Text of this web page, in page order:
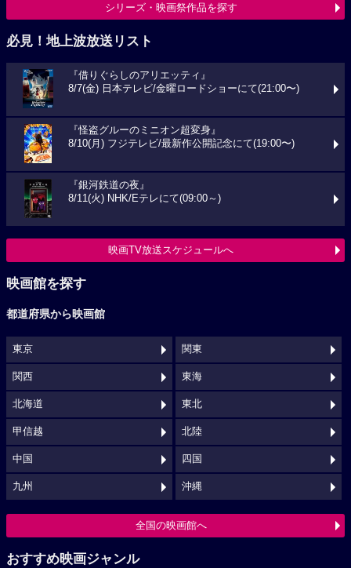
シリーズ・映画祭作品を探す
必見！地上波放送リスト
『借りぐらしのアリエッティ』
8/7(金) 日本テレビ/金曜ロードショーにて(21:00〜)
『怪盗グルーのミニオン超変身』
8/10(月) フジテレビ/最新作公開記念にて(19:00〜)
『銀河鉄道の夜』
8/11(火) NHK/Eテレにて(09:00～)
映画TV放送スケジュールへ
映画館を探す
都道府県から映画館
東京 関東
関西 東海
北海道 東北
甲信越 北陸
中国 四国
九州 沖縄
全国の映画館へ
おすすめ映画ジャンル